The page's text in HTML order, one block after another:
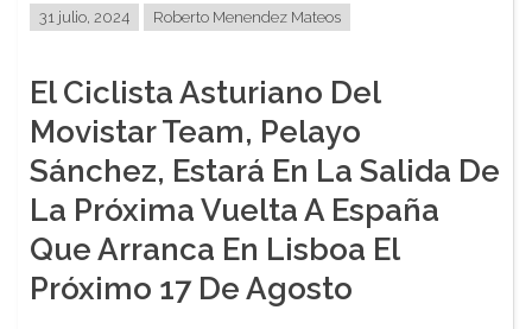
31 julio, 2024 Roberto Menendez Mateos
El Ciclista Asturiano Del
Movistar Team, Pelayo
Sánchez, Estará En La Salida De
La Próxima Vuelta A España
Que Arranca En Lisboa El
Próximo 17 De Agosto